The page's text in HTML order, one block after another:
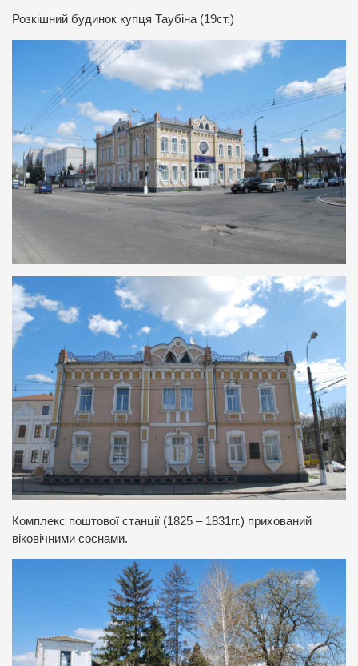
Розкішний будинок купця Таубіна (19ст.)
Комплекс поштової станції (1825 – 1831гг.) прихований
віковічними соснами.